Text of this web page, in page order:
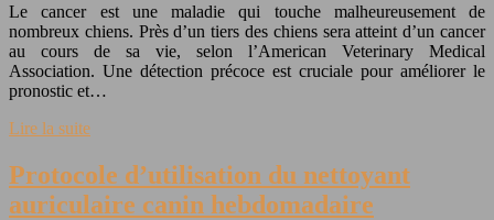
Le cancer est une maladie qui touche malheureusement de
nombreux chiens. Près d’un tiers des chiens sera atteint d’un cancer
au cours de sa vie, selon l’American Veterinary Medical
Association. Une détection précoce est cruciale pour améliorer le
pronostic et…
Lire la suite
Protocole d’utilisation du nettoyant
auriculaire canin hebdomadaire